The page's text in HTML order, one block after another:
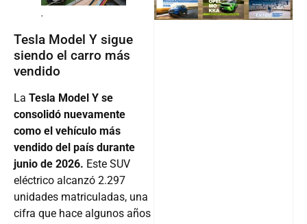
.
Tesla Model Y sigue
siendo el carro más
vendido
La Tesla Model Y se
consolidó nuevamente
como el vehículo más
vendido del país durante
junio de 2026. Este SUV
eléctrico alcanzó 2.297
unidades matriculadas, una
cifra que hace algunos años
Follow